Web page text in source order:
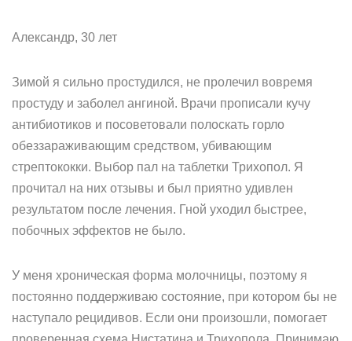
Александр, 30 лет
Зимой я сильно простудился, не пролечил вовремя
простуду и заболел ангиной. Врачи прописали кучу
антибиотиков и посоветовали полоскать горло
обеззараживающим средством, убивающим
стрептококки. Выбор пал на таблетки Трихопол. Я
прочитал на них отзывы и был приятно удивлен
результатом после лечения. Гной уходил быстрее,
побочных эффектов не было.
У меня хроническая форма молочницы, поэтому я
постоянно поддерживаю состояние, при котором бы не
наступало рецидивов. Если они произошли, помогает